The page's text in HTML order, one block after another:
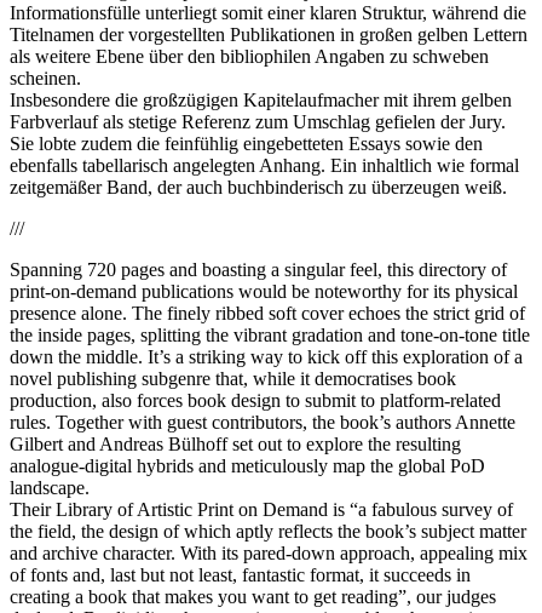
Informationsfülle unterliegt somit einer klaren Struktur, während die
Titelnamen der vorgestellten Publikationen in großen gelben Lettern
als weitere Ebene über den bibliophilen Angaben zu schweben
scheinen.
Insbesondere die großzügigen Kapitelaufmacher mit ihrem gelben
Farbverlauf als stetige Referenz zum Umschlag gefielen der Jury.
Sie lobte zudem die feinfühlig eingebetteten Essays sowie den
ebenfalls tabellarisch angelegten Anhang. Ein inhaltlich wie formal
zeitgemäßer Band, der auch buchbinderisch zu überzeugen weiß.
///
Spanning 720 pages and boasting a singular feel, this directory of
print-on-demand publications would be noteworthy for its physical
presence alone. The finely ribbed soft cover echoes the strict grid of
the inside pages, splitting the vibrant gradation and tone-on-tone title
down the middle. It’s a striking way to kick off this exploration of a
novel publishing subgenre that, while it democratises book
production, also forces book design to submit to platform-related
rules. Together with guest contributors, the book’s authors Annette
Gilbert and Andreas Bülhoff set out to explore the resulting
analogue-digital hybrids and meticulously map the global PoD
landscape.
Their Library of Artistic Print on Demand is “a fabulous survey of
the field, the design of which aptly reflects the book’s subject matter
and archive character. With its pared-down approach, appealing mix
of fonts and, last but not least, fantastic format, it succeeds in
creating a book that makes you want to get reading”, our judges